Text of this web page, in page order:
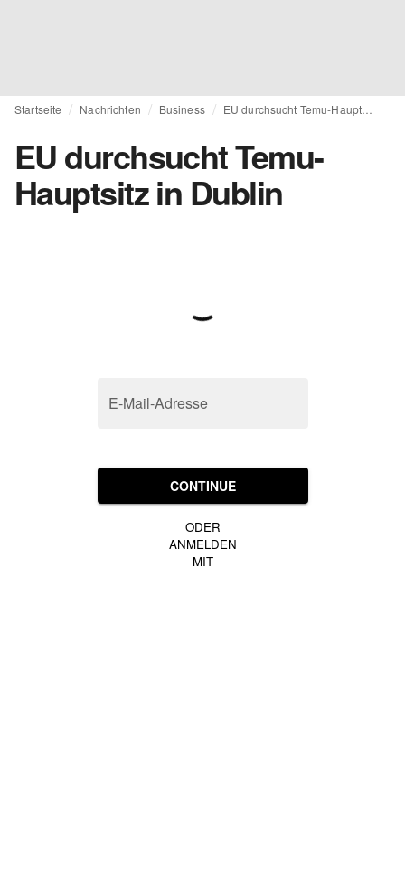
Startseite Nachrichten Business
EU durchsucht Temu-
Hauptsitz in Dublin
E-Mail-Adresse
CONTINUE
ODER
ANMELDEN
MIT